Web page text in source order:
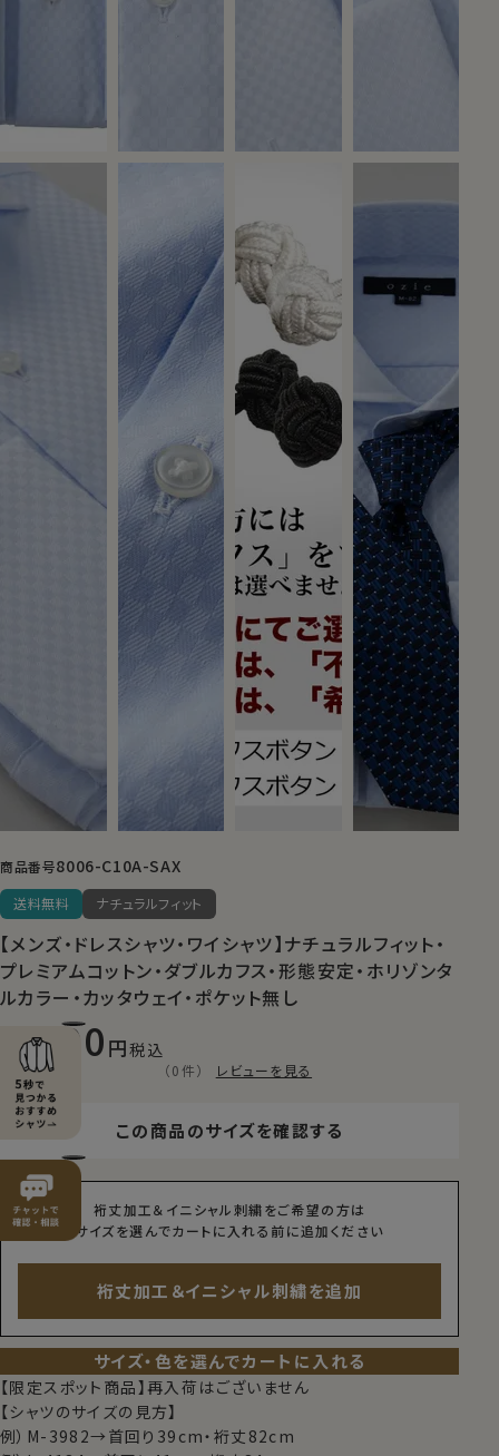
商品番号8006-C10A-SAX
送料無料 ナチュラルフィット
【メンズ・ドレスシャツ・ワイシャツ】ナチュラルフィット・
プレミアムコットン・ダブルカフス・形態安定・ホリゾンタ
ルカラー・カッタウェイ・ポケット無し
8,800 税込
（0件） レビューを見る
この商品のサイズを確認する
裄丈加工＆イニシャル刺繍をご希望の方は
サイズを選んでカートに入れる前に追加ください
裄丈加工＆イニシャル刺繍を追加
サイズ・色を選んでカートに入れる
【限定スポット商品】再入荷はございません
【シャツのサイズの見方】
例）M-3982→首回り39cm・裄丈82cm